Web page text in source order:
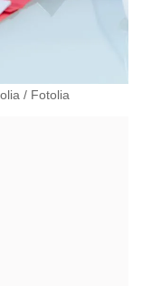
/ Fotolia